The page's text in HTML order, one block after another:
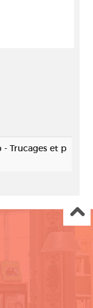
- Trucages et p